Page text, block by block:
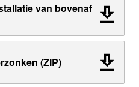
van bovenaf
(ZIP)